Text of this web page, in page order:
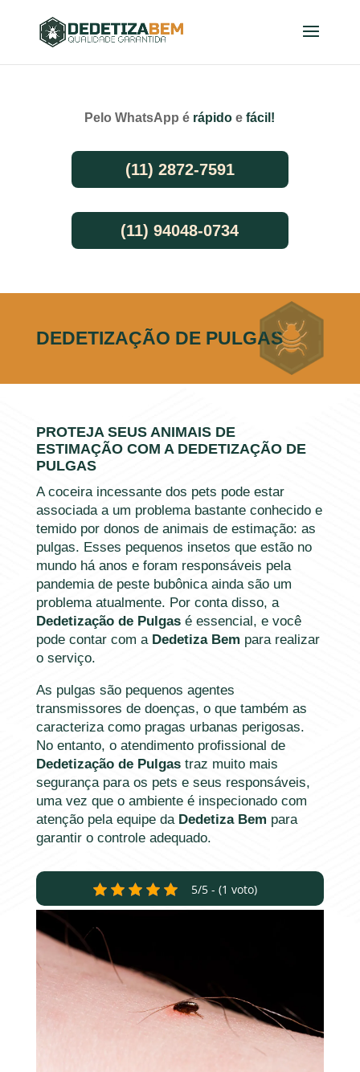
Pelo WhatsApp é rápido efácil!
(11) 2872-7591
(11) 94048-0734
DEDETIZAÇÃO DE PULGAS
PROTEJA SEUS ANIMAIS DE
ESTIMAÇÃO COM A DEDETIZAÇÃO DE
PULGAS
A coceira incessante dos pets pode estar
associada a um problema bastante conhecido e
temido por donos de animais de estimação: as
pulgas. Esses pequenos insetos que estão no
mundo há anos e foram responsáveis pela
pandemia de peste bubônica ainda são um
problema atualmente. Por conta disso, a
Dedetização de Pulgas é essencial, e você
pode contar com a Dedetiza Bem para realizar
o serviço.
As pulgas são pequenos agentes
transmissores de doenças, o que também as
caracteriza como pragas urbanas perigosas.
No entanto, o atendimento profissional de
Dedetização de Pulgas traz muito mais
segurança para os pets e seus responsáveis,
uma vez que o ambiente é inspecionado com
atenção pela equipe da Dedetiza Bem para
garantir o controle adequado.
5/5 - (1 voto)